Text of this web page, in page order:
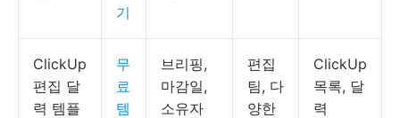
기
ClickUp
편집 달
력 템플
무
료
템
브리핑,
마감일,
소유자
편집
팀, 다
양한
ClickUp
목록, 달
력